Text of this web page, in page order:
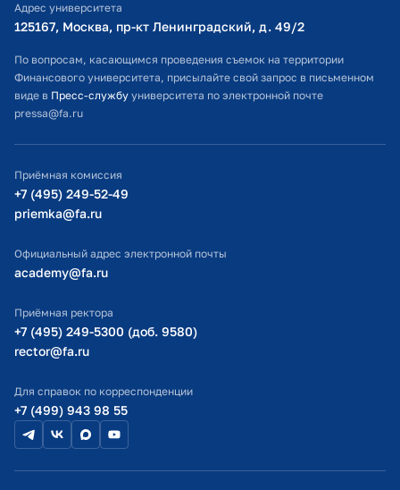
Оплата обучения
Расписание занятий
Студенческий офис
Официальный адрес электронной почты
Министерство просвещения РФ
Министерство науки и высшего образования РФ
Адрес университета
125167, Москва, пр-кт Ленинградский, д. 49/2​
По вопросам, касающимся проведения съемок на территории
Финансового университета, присылайте свой запрос в письменном
виде в Пресс-службу университета по электронной почте
pressa@fa.ru
Приёмная комиссия
+7 (495) 249-52-49
priemka@fa.ru
Официальный адрес электронной почты
academy@fa.ru
Приёмная ректора
+7 (495) 249-5300 (доб. 9580)
rector@fa.ru
Для справок по корреспонденции
+7 (499) 943 98 55